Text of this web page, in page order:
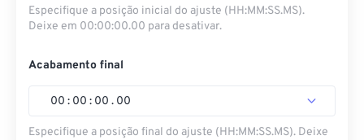
Especifique a posição inicial do ajuste (HH:MM:SS.MS).
Deixe em 00:00:00.00 para desativar.
Acabamento final
00 : 00 : 00 . 00
Especifique a posição final do ajuste (HH:MM:SS.MS). Deixe